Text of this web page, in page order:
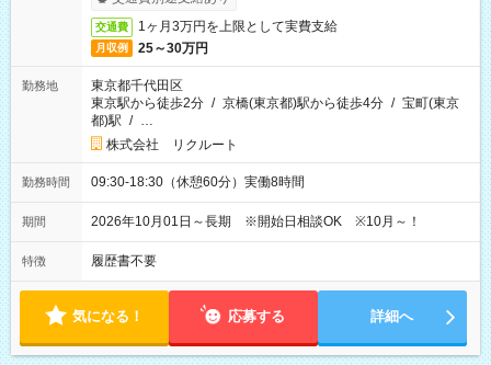
交通費 1ヶ月3万円を上限として実費支給
月収例 25～30万円
勤務地
東京都千代田区
東京駅から徒歩2分 / 京橋(東京都)駅から徒歩4分 / 宝町(東京
都)駅 / …
株式会社 リクルート
勤務時間 09:30-18:30（休憩60分）実働8時間
期間 2026年10月01日～長期 ※開始日相談OK ※10月～！
特徴 履歴書不要
気になる！ 応募する 詳細へ